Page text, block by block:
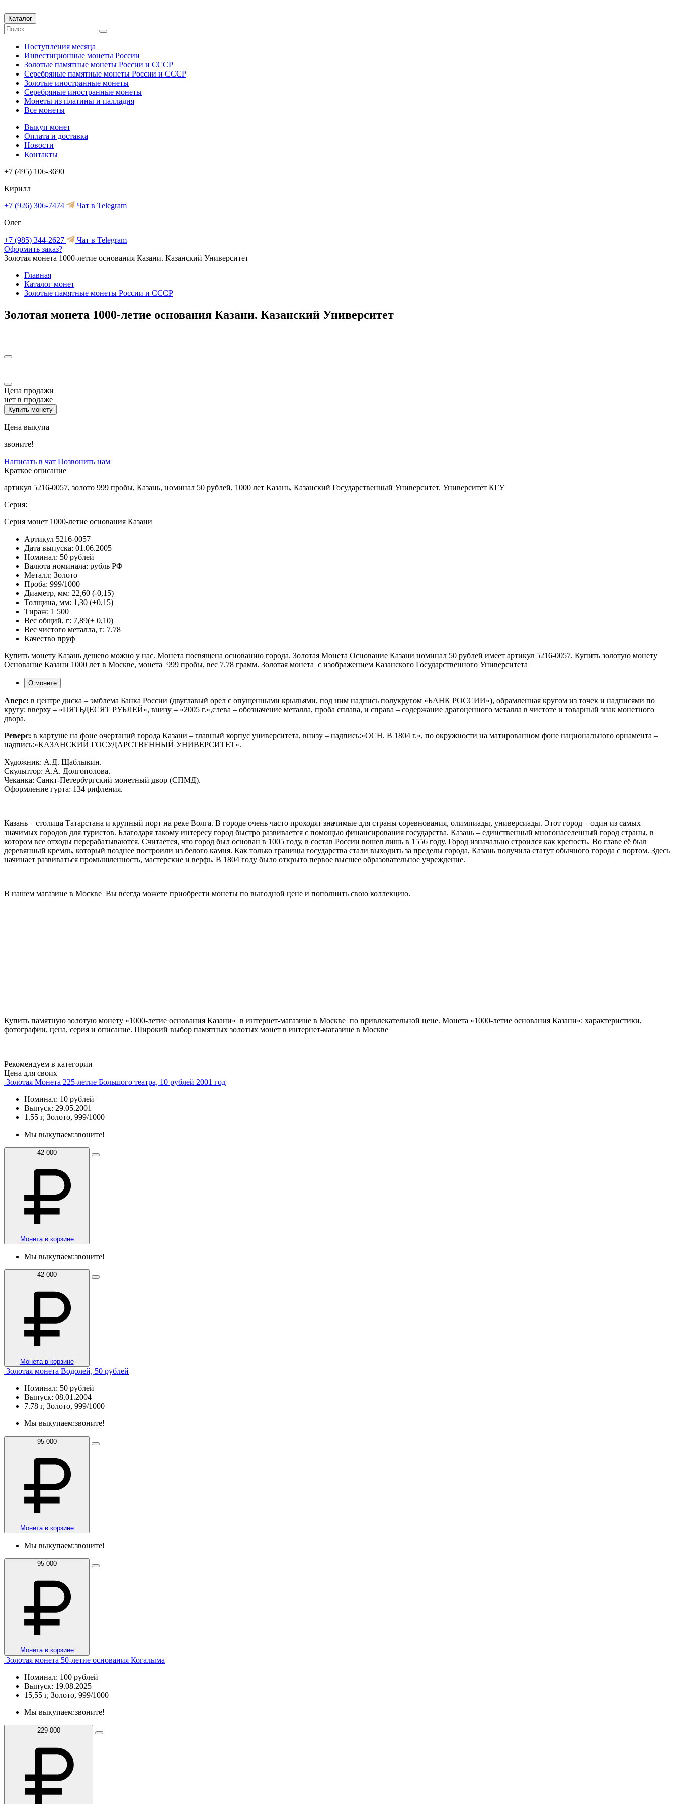
Каталог
Поступления месяца
Инвестиционные монеты России
Золотые памятные монеты России и СССР
Серебряные памятные монеты России и СССР
Золотые иностранные монеты
Серебряные иностранные монеты
Монеты из платины и палладия
Все монеты
Выкуп монет
Оплата и доставка
Новости
Контакты
+7 (495) 106-3690
Кирилл
+7 (926) 306-7474
Чат в Telegram
Олег
+7 (985) 344-2627
Чат в Telegram
Оформить заказ?
Золотая монета 1000-летие основания Казани. Казанский Университет
Главная
Каталог монет
Золотые памятные монеты России и СССР
Золотая монета 1000-летие основания Казани. Казанский Университет
Цена продажи
нет в продаже
Купить монету
Цена выкупа
звоните!
Написать в чат Позвонить нам
Краткое описание
артикул 5216-0057, золото 999 пробы, Казань, номинал 50 рублей, 1000 лет Казань, Казанский Государственный Университет. Университет КГУ
Серия:
Серия монет 1000-летие основания Казани
Артикул 5216-0057
Дата выпуска: 01.06.2005
Номинал: 50 рублей
Валюта номинала: рубль РФ
Металл: Золото
Проба: 999/1000
Диаметр, мм: 22,60 (-0,15)
Толщина, мм: 1,30 (±0,15)
Тираж: 1 500
Вес общий, г: 7,89(± 0,10)
Вес чистого металла, г: 7.78
Качество пруф
Купить монету Казань дешево можно у нас. Монета посвящена основанию города. Золотая Монета Основание Казани номинал 50 рублей имеет артикул 5216-0057. Купить золотую монету
Основание Казани 1000 лет в Москве, монета 999 пробы, вес 7.78 грамм. Золотая монета с изображением Казанского Государственного Университета
О монете
Аверс: в центре диска – эмблема Банка России (двуглавый орел с опущенными крыльями, под ним надпись полукругом «БАНК РОССИИ»), обрамленная кругом из точек и надписями по
кругу: вверху – «ПЯТЬДЕСЯТ РУБЛЕЙ», внизу – «2005 г.»,слева – обозначение металла, проба сплава, и справа – содержание драгоценного металла в чистоте и товарный знак монетного
двора.
Реверс: в картуше на фоне очертаний города Казани – главный корпус университета, внизу – надпись:«ОСН. В 1804 г.», по окружности на матированном фоне национального орнамента –
надпись:«КАЗАНСКИЙ ГОСУДАРСТВЕННЫЙ УНИВЕРСИТЕТ».
Художник: А.Д. Щаблыкин.
Скульптор: А.А. Долгополова.
Чеканка: Санкт-Петербургский монетный двор (СПМД).
Оформление гурта: 134 рифления.
Казань – столица Татарстана и крупный порт на реке Волга. В городе очень часто проходят значимые для страны соревнования, олимпиады, универсиады. Этот город – один из самых
значимых городов для туристов. Благодаря такому интересу город быстро развивается с помощью финансирования государства. Казань – единственный многонаселенный город страны, в
котором все отходы перерабатываются. Считается, что город был основан в 1005 году, в состав России вошел лишь в 1556 году. Город изначально строился как крепость. Во главе её был
деревянный кремль, который позднее построили из белого камня. Как только границы государства стали выходить за пределы города, Казань получила статут обычного города с портом. Здесь
начинает развиваться промышленность, мастерские и верфь. В 1804 году было открыто первое высшее образовательное учреждение.
В нашем магазине в Москве Вы всегда можете приобрести монеты по выгодной цене и пополнить свою коллекцию.
Купить памятную золотую монету «1000-летие основания Казани» в интернет-магазине в Москве по привлекательной цене. Монета «1000-летие основания Казани»: характеристики,
фотографии, цена, серия и описание. Широкий выбор памятных золотых монет в интернет-магазине в Москве
Рекомендуем в категории
Цена для своих
Золотая Монета 225-летие Большого театра, 10 рублей 2001 год
Номинал: 10 рублей
Выпуск: 29.05.2001
1.55 г, Золото, 999/1000
Мы выкупаем:звоните!
42 000
Монета в корзине
Мы выкупаем:звоните!
42 000
Монета в корзине
Золотая монета Водолей, 50 рублей
Номинал: 50 рублей
Выпуск: 08.01.2004
7.78 г, Золото, 999/1000
Мы выкупаем:звоните!
95 000
Монета в корзине
Мы выкупаем:звоните!
95 000
Монета в корзине
Золотая монета 50-летие основания Когалыма
Номинал: 100 рублей
Выпуск: 19.08.2025
15,55 г, Золото, 999/1000
Мы выкупаем:звоните!
229 000